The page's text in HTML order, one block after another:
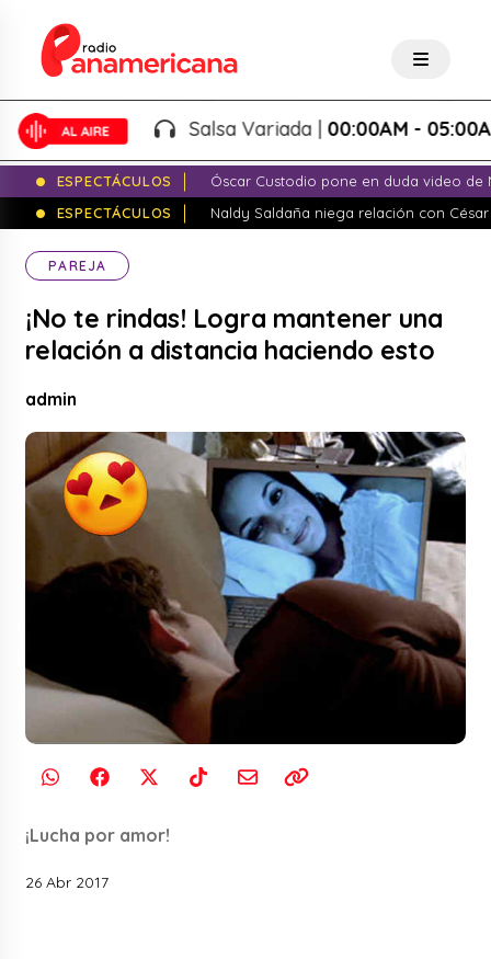
Salsa Variada |00:00AM - 05:00AM
ESPECTÁCULOS
Óscar Custodio pone en duda video de
ESPECTÁCULOS
Naldy Saldaña niega relación con
PAREJA
¡No te rindas! Logra mantener una
relación a distancia haciendo esto
admin
¡Lucha por amor!
26 Abr 2017